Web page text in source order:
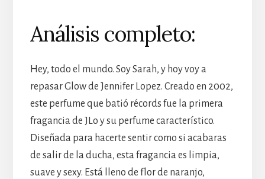
Análisis completo:
Hey, todo el mundo. Soy Sarah, y hoy voy a
repasar Glow de Jennifer Lopez. Creado en 2002,
este perfume que batió récords fue la primera
fragancia de JLo y su perfume característico.
Diseñada para hacerte sentir como si acabaras
de salir de la ducha, esta fragancia es limpia,
suave y sexy. Está lleno de flor de naranjo,